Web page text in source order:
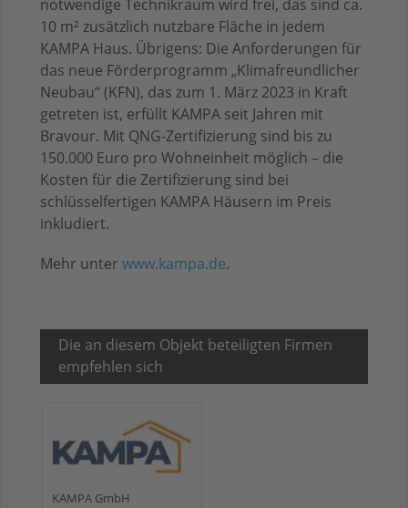
notwendige Technikraum wird frei, das sind ca.
10 m² zusätzlich nutzbare Fläche in jedem
KAMPA Haus. Übrigens: Die Anforderungen für
das neue Förderprogramm „Klimafreundlicher
Neubau“ (KFN), das zum 1. März 2023 in Kraft
getreten ist, erfüllt KAMPA seit Jahren mit
Bravour. Mit QNG-Zertifizierung sind bis zu
150.000 Euro pro Wohneinheit möglich – die
Kosten für die Zertifizierung sind bei
schlüsselfertigen KAMPA Häusern im Preis
inkludiert.
Mehr unter www.kampa.de.
Die an diesem Objekt beteiligten Firmen
empfehlen sich
KAMPA GmbH